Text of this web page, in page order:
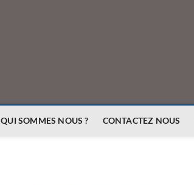
QUI SOMMES NOUS ? CONTACTEZ NOUS